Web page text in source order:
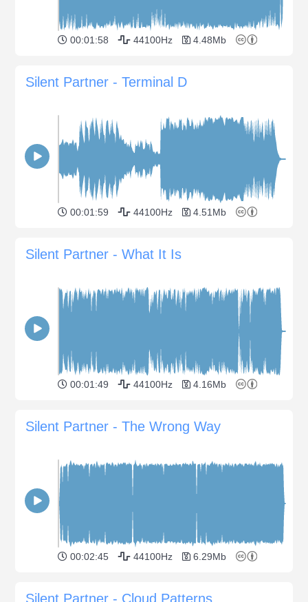
00:01:58 44100Hz 4.48Mb
Silent Partner - Terminal D
00:01:59 44100Hz 4.51Mb
Silent Partner - What It Is
00:01:49 44100Hz 4.16Mb
Silent Partner - The Wrong Way
00:02:45 44100Hz 6.29Mb
Silent Partner - Cloud Patterns